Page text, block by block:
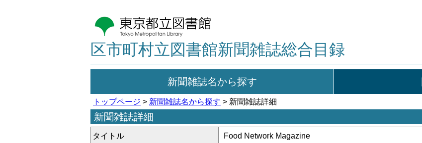
区市町村立図書館新聞雑誌総合目録
新聞雑誌名から探す
トップページ > 新聞雑誌名から探す > 新聞雑誌詳細
新聞雑誌詳細
タイトル Food Network Magazine